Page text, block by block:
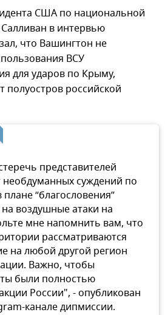
США по национальной
в интервью
что Вашингтон не
ВСУ
для ударов по Крыму,
полуостров российской
представителей
суждений по
“благословения”
воздушные атаки на
мне напомнить вам, что
рассматриваются
на любой другой регион
Важно, чтобы
были полностью
России", - опубликован
канале дипмиссии.